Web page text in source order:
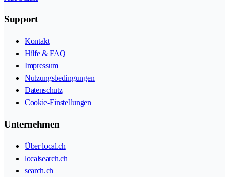
Support
Kontakt
Hilfe & FAQ
Impressum
Nutzungsbedingungen
Datenschutz
Cookie-Einstellungen
Unternehmen
Über local.ch
localsearch.ch
search.ch